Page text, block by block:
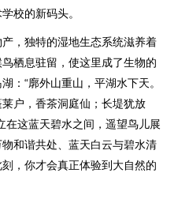
校的新码头。
，独特的湿地生态系统滋养着
栖息驻留，使这里成了生物的
：“廓外山重山，平湖水下天。
户，香茶洞庭仙；长堤犹放
在这蓝天碧水之间，遥望鸟儿展
和谐共处、蓝天白云与碧水清
，你才会真正体验到大自然的